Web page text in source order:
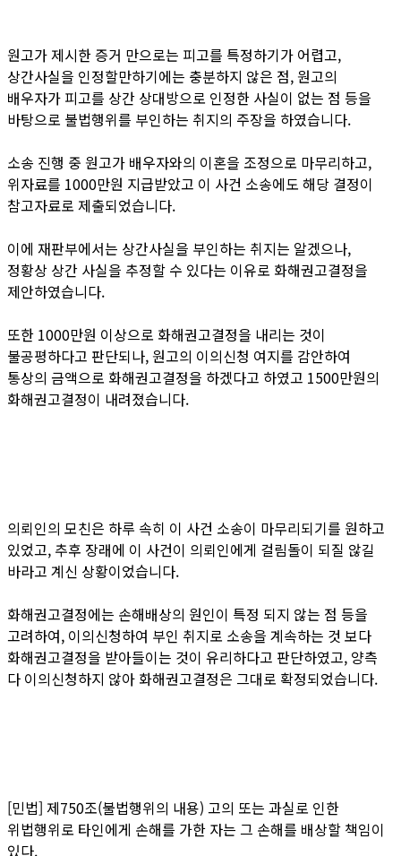
원고가 제시한 증거 만으로는 피고를 특정하기가 어렵고,
상간사실을 인정할만하기에는 충분하지 않은 점, 원고의
배우자가 피고를 상간 상대방으로 인정한 사실이 없는 점 등을
바탕으로 불법행위를 부인하는 취지의 주장을 하였습니다.
소송 진행 중 원고가 배우자와의 이혼을 조정으로 마무리하고,
위자료를 1000만원 지급받았고 이 사건 소송에도 해당 결정이
참고자료로 제출되었습니다.
이에 재판부에서는 상간사실을 부인하는 취지는 알겠으나,
정황상 상간 사실을 추정할 수 있다는 이유로 화해권고결정을
제안하였습니다.
또한 1000만원 이상으로 화해권고결정을 내리는 것이
불공평하다고 판단되나, 원고의 이의신청 여지를 감안하여
통상의 금액으로 화해권고결정을 하겠다고 하였고 1500만원의
화해권고결정이 내려졌습니다.
의뢰인의 모친은 하루 속히 이 사건 소송이 마무리되기를 원하고
있었고, 추후 장래에 이 사건이 의뢰인에게 걸림돌이 되질 않길
바라고 계신 상황이었습니다.
화해권고결정에는 손해배상의 원인이 특정 되지 않는 점 등을
고려하여, 이의신청하여 부인 취지로 소송을 계속하는 것 보다
화해권고결정을 받아들이는 것이 유리하다고 판단하였고, 양측
다 이의신청하지 않아 화해권고결정은 그대로 확정되었습니다.
​[민법] 제750조(불법행위의 내용) 고의 또는 과실로 인한
위법행위로 타인에게 손해를 가한 자는 그 손해를 배상할 책임이
있다.